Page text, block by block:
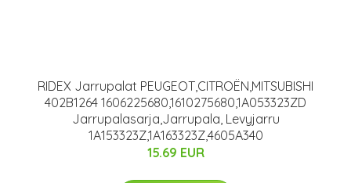
RIDEX Jarrupalat PEUGEOT,CITROËN,MITSUBISHI
402B1264 1606225680,1610275680,1A053323ZD
Jarrupalasarja,Jarrupala, Levyjarru
1A153323Z,1A163323Z,4605A340
15.69 EUR